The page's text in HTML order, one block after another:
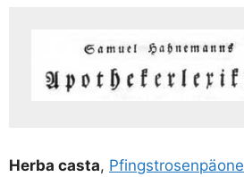
Her­ba cas­ta, Pfingst­ro­sen­päo­ne